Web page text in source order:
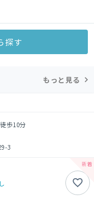
探す
もっと見る
歩10分
3